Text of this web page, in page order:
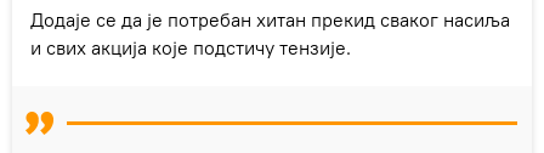
Додаје се да је потребан хитан прекид сваког насиља
и свих акција које подстичу тензије.